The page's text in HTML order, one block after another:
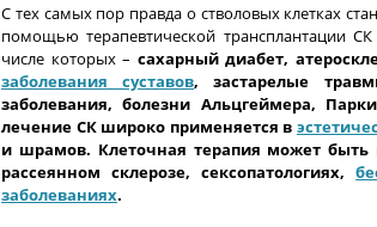
С тех самых пор правда о стволовых клетках
помощью терапевтической трансплантации
числе которых – сахарный диабет,
заболевания суставов, застарелые
заболевания, болезни Альцгеймера,
лечение СК широко применяется в
и шрамов. Клеточная терапия может
рассеянном склерозе, сексопатологиях,
заболеваниях.